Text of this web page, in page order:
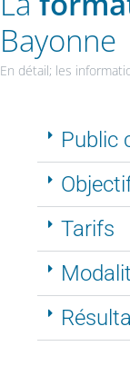
Bayonne
En détail; les
Public
Tarifs